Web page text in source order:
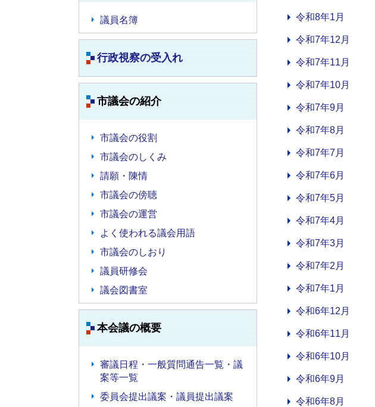
議員名簿
行政視察の受入れ
市議会の紹介
市議会の役割
市議会のしくみ
請願・陳情
市議会の傍聴
市議会の運営
よく使われる議会用語
市議会のしおり
議員研修会
議会図書室
本会議の概要
審議日程・一般質問通告一覧・議
案等一覧
委員会提出議案・議員提出議案
令和8年1月
令和7年12月
令和7年11月
令和7年10月
令和7年9月
令和7年8月
令和7年7月
令和7年6月
令和7年5月
令和7年4月
令和7年3月
令和7年2月
令和7年1月
令和6年12月
令和6年11月
令和6年10月
令和6年9月
令和6年8月